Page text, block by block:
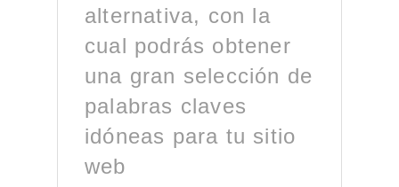
alternativa, con la
cual podrás obtener
una gran selección de
palabras claves
idóneas para tu sitio
web